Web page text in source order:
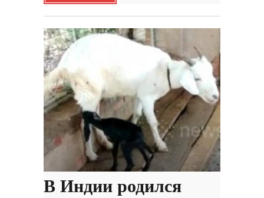
В Индии родился